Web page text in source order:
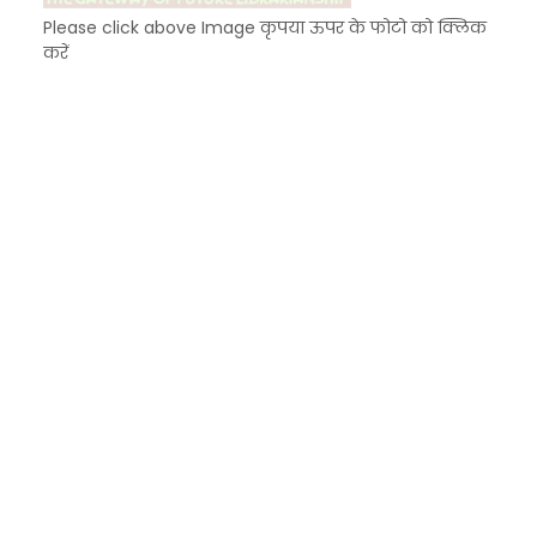
Please click above Image कृपया ऊपर के फोटो को क्लिक
करें